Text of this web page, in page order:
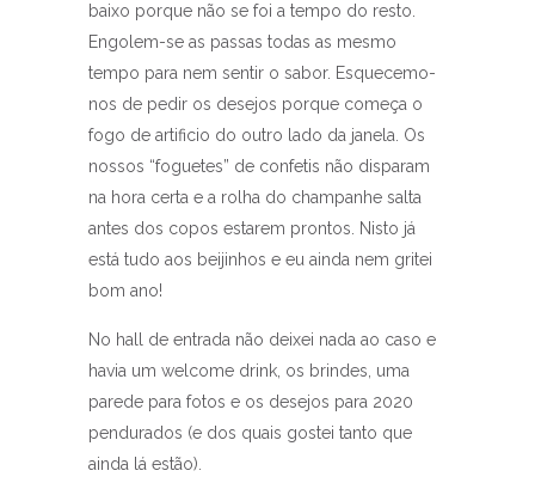
baixo porque não se foi a tempo do resto.
Engolem-se as passas todas as mesmo
tempo para nem sentir o sabor. Esquecemo-
nos de pedir os desejos porque começa o
fogo de artificio do outro lado da janela. Os
nossos “foguetes” de confetis não disparam
na hora certa e a rolha do champanhe salta
antes dos copos estarem prontos. Nisto já
está tudo aos beijinhos e eu ainda nem gritei
bom ano!
No hall de entrada não deixei nada ao caso e
havia um welcome drink, os brindes, uma
parede para fotos e os desejos para 2020
pendurados (e dos quais gostei tanto que
ainda lá estão).